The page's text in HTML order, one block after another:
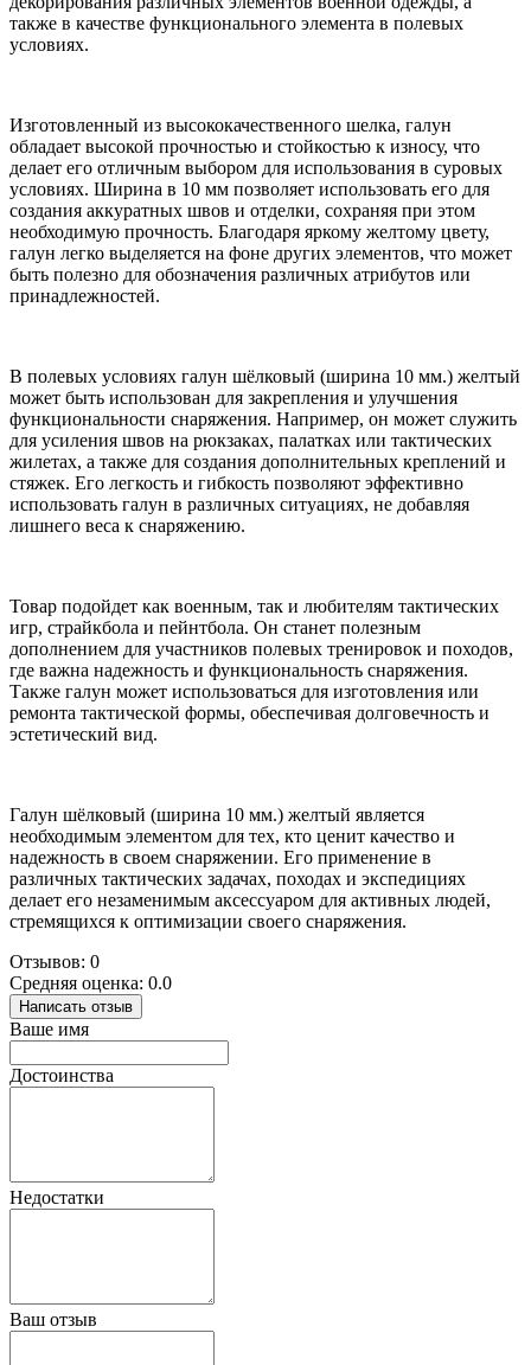
также в качестве функционального элемента в полевых
условиях.
Изготовленный из высококачественного шелка, галун
обладает высокой прочностью и стойкостью к износу, что
делает его отличным выбором для использования в суровых
условиях. Ширина в 10 мм позволяет использовать его для
создания аккуратных швов и отделки, сохраняя при этом
необходимую прочность. Благодаря яркому желтому цвету,
галун легко выделяется на фоне других элементов, что может
быть полезно для обозначения различных атрибутов или
принадлежностей.
В полевых условиях галун шёлковый (ширина 10 мм.) желтый
может быть использован для закрепления и улучшения
функциональности снаряжения. Например, он может служить
для усиления швов на рюкзаках, палатках или тактических
жилетах, а также для создания дополнительных креплений и
стяжек. Его легкость и гибкость позволяют эффективно
использовать галун в различных ситуациях, не добавляя
лишнего веса к снаряжению.
Товар подойдет как военным, так и любителям тактических
игр, страйкбола и пейнтбола. Он станет полезным
дополнением для участников полевых тренировок и походов,
где важна надежность и функциональность снаряжения.
Также галун может использоваться для изготовления или
ремонта тактической формы, обеспечивая долговечность и
эстетический вид.
Галун шёлковый (ширина 10 мм.) желтый является
необходимым элементом для тех, кто ценит качество и
надежность в своем снаряжении. Его применение в
различных тактических задачах, походах и экспедициях
делает его незаменимым аксессуаром для активных людей,
стремящихся к оптимизации своего снаряжения.
Отзывов: 0
Средняя оценка: 0.0
Написать отзыв
Ваше имя
Достоинства
Недостатки
Ваш отзыв